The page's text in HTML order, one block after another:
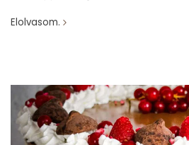
Elolvasom.